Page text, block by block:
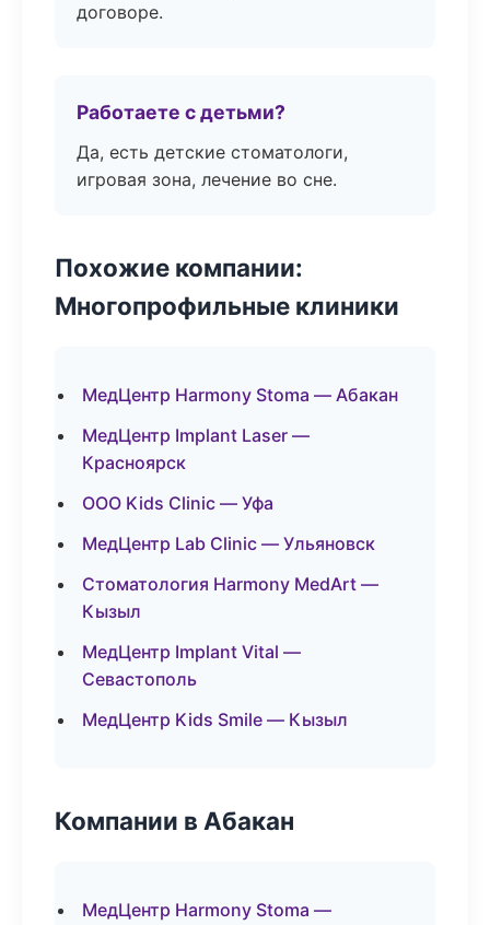
договоре.
Работаете с детьми?
Да, есть детские стоматологи,
игровая зона, лечение во сне.
Похожие компании:
Многопрофильные клиники
МедЦентр Harmony Stoma — Абакан
МедЦентр Implant Laser —
Красноярск
ООО Kids Clinic — Уфа
МедЦентр Lab Clinic — Ульяновск
Стоматология Harmony MedArt —
Кызыл
МедЦентр Implant Vital —
Севастополь
МедЦентр Kids Smile — Кызыл
Компании в Абакан
МедЦентр Harmony Stoma —